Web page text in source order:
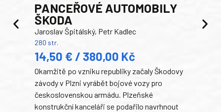
PANCEŘOVÉ AUTOMOBILY
ŠKODA
Jaroslav Špitálský, Petr Kadlec
280 str.
14,50 € / 380,00 Kč
Okamžitě po vzniku republiky začaly Škodovy
závody v Plzni vyrábět bojové vozy pro
československou armádu. Plzeňské
konstrukční kanceláři se podařilo navrhnout